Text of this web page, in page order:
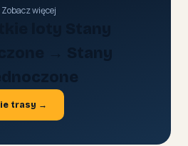
Zobacz więcej
trasy →